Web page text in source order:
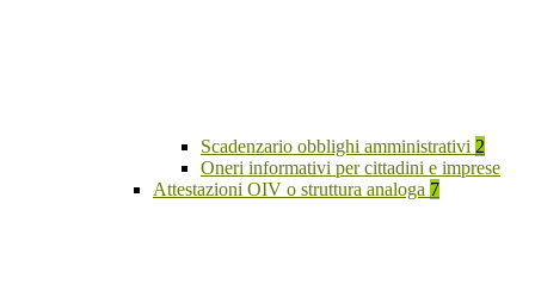
Scadenzario obblighi amministrativi 2
Oneri informativi per cittadini e imprese
Attestazioni OIV o struttura analoga 7